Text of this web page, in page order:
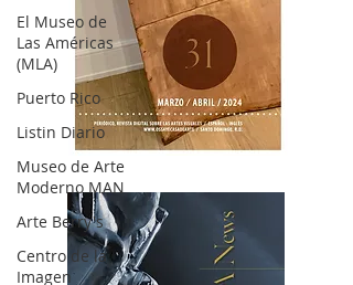
El Museo de
Las Américas
(MLA)
Puerto Rico
Listin Diario
Museo de Arte
Moderno MAN
Arte Berry's
Centro de la
Imagen
OCA|News 31 / Marzo-Abril / 2024